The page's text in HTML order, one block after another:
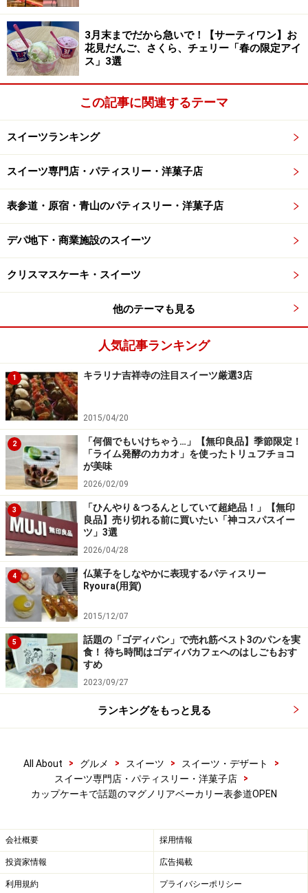
一躍有名にしたのは、あの海外ドラマ
マグノリアベーカリーを世界中に有名にしたのはSATCと
言われています。
NY在住の30代独身女性4人を中心にNYのライフスタイル
をコミカルに描いたドラマ『SEX AND THE CITY通称
SATC）』の主人公キャリーとその友人のミランダがベン
チに座っておしゃべりしながらこのカップケーキを頬張
るシーン。放送当時、SATCファンがマグノリアベーカリ
頃のマグノリアベーカリー
門 1位
かくいう私も、SATCシーズン6放送中の2003年にＮＹの
マグノリアベーカリーに行ってカップケーキを頬張った
一人。Bleecker Streetにまだ一店舗しかない頃は、こじ
んまりとしたお店でした。
アメリカで定番のグルメガイド『ZAGAT SURVEY（New
York City）』で2003年Dessert部門で「Payard Bistro」
を抜いて堂々の1位にマグノリアベーカリーがランクイ
ン。
「繊細なフランス菓子が並ぶ高級感溢れるPayard Bistro
を抜いて一位とは、どんなお店なのだろう？」と興味本
位でお店に行ったところ、とても素朴な雰囲気。
ＮＹ Bleecker Streetの店内（2003年）
小さなキッチンで作られる手作りのケーキたち
ップケーキをつくっていました。
トラディショナルなアメリカンケーキが可愛らしく配さ
れ「アメリカにきたからには、やはりアメリカンスイー
3月末までだから急いで！【サーティワン】お
花見だんご、さくら、チェリー「春の限定アイ
ス」3選
この記事に関連するテーマ
スイーツランキング
スイーツ専門店・パティスリー・洋菓子店
表参道・原宿・青山のパティスリー・洋菓子店
デパ地下・商業施設のスイーツ
クリスマスケーキ・スイーツ
他のテーマも見る
人気記事ランキング
1 キラリナ吉祥寺の注目スイーツ厳選3店
2015/04/20
2
「何個でもいけちゃう…」【無印良品】季節限定！
「ライム発酵のカカオ」を使ったトリュフチョコ
が美味
2026/02/09
3
「ひんやり＆つるんとしていて超絶品！」【無印
良品】売り切れる前に買いたい「神コスパスイー
ツ」3選
2026/04/28
4
仏菓子をしなやかに表現するパティスリー
Ryoura(用賀)
2015/12/07
5
話題の「ゴディパン」で売れ筋ベスト3のパンを実
食！ 待ち時間はゴディバカフェへのはしごもおす
すめ
2023/09/27
ランキングをもっと見る
All About > グルメ > スイーツ > スイーツ・デザート
>
スイーツ専門店・パティスリー・洋菓子店
>
カップケーキで話題のマグノリアベーカリー表参道OPEN
会社概要 採用情報
投資家情報 広告掲載
利用規約 プライバシーポリシー